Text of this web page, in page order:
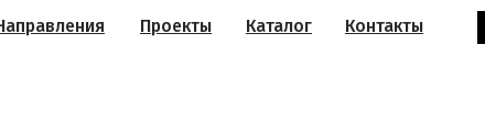
Контакты
Каталог
Проекты